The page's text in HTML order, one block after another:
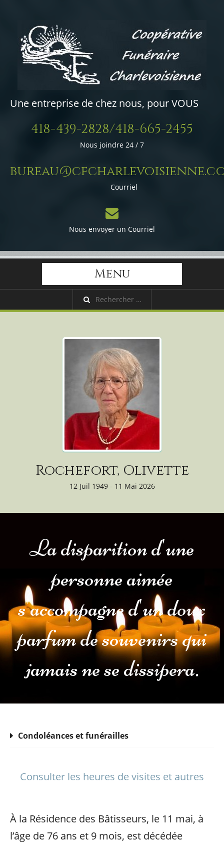
Une entreprise de chez nous, pour VOUS
418-439-2828/418-665-2455
Nous joindre 24 / 7
Courriel
Nous envoyer un Courriel
Menu
Rochefort, Olivette
12 Juil 1949 - 11 Mai 2026
La disparition d'une
personne aimée
s'accompagne d'un doux
parfum de souvenirs qui
jamais ne se dissipera.
Condoléances et funérailles
Consulter les heures de visites et autres
À la Résidence des Bâtisseurs, le 11 mai, à
l’âge de 76 ans et 9 mois, est décédée